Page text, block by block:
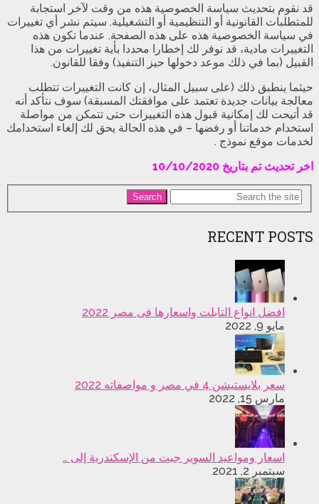
قد نقوم بتحديث سياسة الخصوصية هذه من وقت لآخر استجابة
للمتطلبات القانونية أو التنظيمية أو التشغيلية. سيتم نشر أي تغييرات
في سياسة الخصوصية هذه على هذه الصفحة. عندما تكون هذه
التغييرات مادية، قد نوفر لك إخطارا محددا بأية تغييرات من هذا
القبيل (بما في ذلك موعد دخولها حيز التنفيذ) وفقا للقانون.
حيثما ينطبق ذلك (على سبيل المثال، إن كانت التغييرات تتطلب
معالجة بيانات جديدة تعتمد على موافقتك المسبقة) سوف نتأكد أنه
قد أتيحت لك إمكانية قبول هذه التغييرات حتى تتمكن من مواصلة
استخدام خدماتنا أو رفضها – في هذه الحالة يحق لك إلغاء استخدامك
لخدمات موقع نموذج .
اخر تحديث تم بتاريخ 10/10/2020
Search
RECENT POSTS
افضل انواع التابلت واسعارها فى مصر 2022
مايو 9, 2022
سعر بلايستيشن 4 في مصر و مواصفاته 2022
مارس 15, 2022
اسعار ومواعيد السوبر جيت من الإسكندرية إلى …
سبتمبر 2, 2021